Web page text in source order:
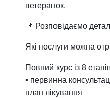
ветеранок.
📌 Розповідаємо
Які послуги можна
Повний курс із 8
▪️ первинна
план лікування